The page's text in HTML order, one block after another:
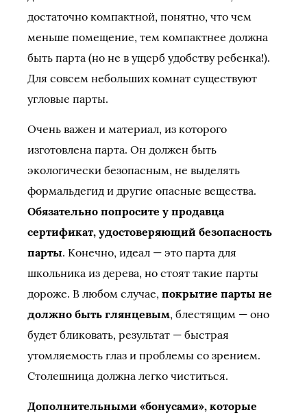
достаточно компактной, понятно, что чем
меньше помещение, тем компактнее должна
быть парта (но не в ущерб удобству ребенка!).
Для совсем небольших комнат существуют
угловые парты.
Очень важен и материал, из которого
изготовлена парта. Он должен быть
экологически безопасным, не выделять
формальдегид и другие опасные вещества.
Обязательно попросите у продавца
сертификат, удостоверяющий безопасность
парты. Конечно, идеал — это парта для
школьника из дерева, но стоят такие парты
дороже. В любом случае, покрытие парты не
должно быть глянцевым, блестящим — оно
будет бликовать, результат — быстрая
утомляемость глаз и проблемы со зрением.
Столешница должна легко чиститься.
Дополнительными «бонусами», которые